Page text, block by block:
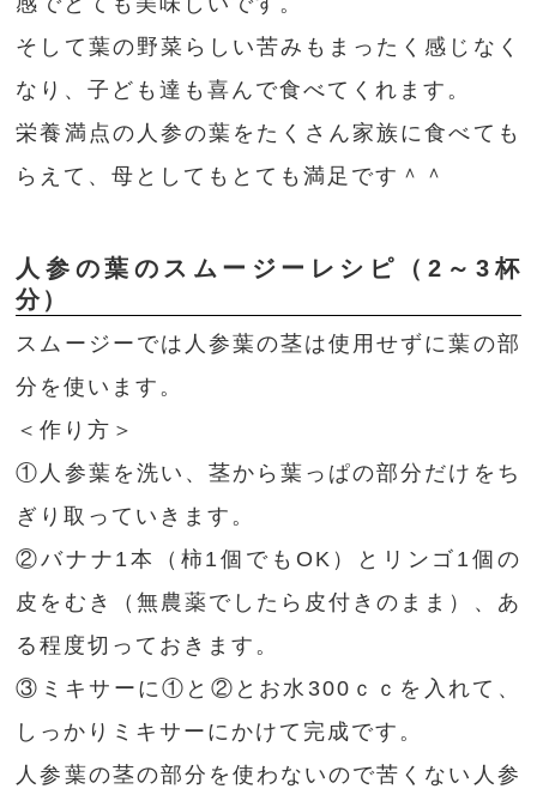
そして葉の野菜らしい苦みもまったく感じなく
なり、子ども達も喜んで食べてくれます。
栄養満点の人参の葉をたくさん家族に食べても
らえて、母としてもとても満足です＾＾
人参の葉のスムージーレシピ（2～3杯
分）
スムージーでは人参葉の茎は使用せずに葉の部
分を使います。
＜作り方＞
①人参葉を洗い、茎から葉っぱの部分だけをち
ぎり取っていきます。
②バナナ1本（柿1個でもOK）とリンゴ1個の
皮をむき（無農薬でしたら皮付きのまま）、あ
る程度切っておきます。
③ミキサーに①と②とお水300ｃｃを入れて、
しっかりミキサーにかけて完成です。
人参葉の茎の部分を使わないので苦くない人参